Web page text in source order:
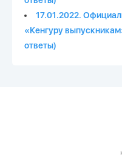
17.01.2022.
«Кенгуру
ответы)